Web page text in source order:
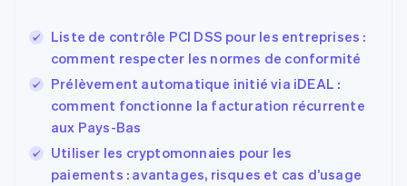
Liste de contrôle PCI DSS pour les entreprises :
comment respecter les normes de conformité
Prélèvement automatique initié via iDEAL :
comment fonctionne la facturation récurrente
aux Pays-Bas
Utiliser les cryptomonnaies pour les
paiements : avantages, risques et cas d’usage
EnglishEspañol简体中文
Finlande
English Svenska
FrançaisEnglish
Gibraltar
English
Grèce